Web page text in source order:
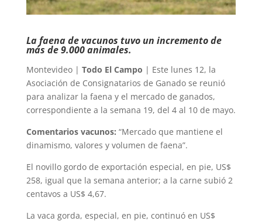
La faena de vacunos tuvo un incremento de
más de 9.000 animales.
Montevideo | Todo El Campo | Este lunes 12, la
Asociación de Consignatarios de Ganado se reunió
para analizar la faena y el mercado de ganados,
correspondiente a la semana 19, del 4 al 10 de mayo.
Comentarios vacunos: “Mercado que mantiene el
dinamismo, valores y volumen de faena”.
El novillo gordo de exportación especial, en pie, US$
258, igual que la semana anterior; a la carne subió 2
centavos a US$ 4,67.
La vaca gorda, especial, en pie, continuó en US$